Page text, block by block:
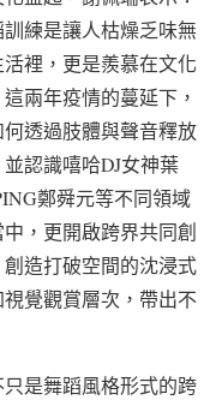
訓練是讓人枯燥乏味無
裡，更是羨慕在文化
兩年疫情的蔓延下，
透過肢體與聲音釋放
認識嘻哈DJ女神葉
鄭舜元等不同領域
，更開啟跨界共同創
造打破空間的沈浸式
覺觀賞層次，帶出不
是舞蹈風格形式的跨